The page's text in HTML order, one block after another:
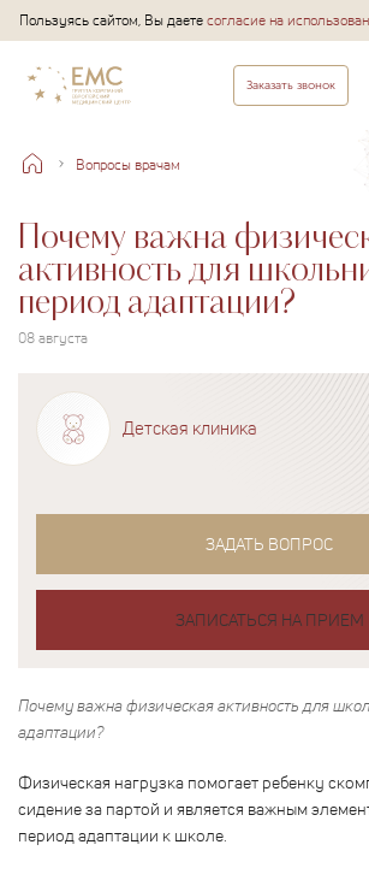
Пользуясь сайтом, Вы даетесогласие на
Заказать звонок
Вопросы врачам
Почему важна
активность для
период адаптации?
08 августа
Детская клиника
ЗАДАТЬ ВОПРОС
ЗАПИСАТЬСЯ НА ПРИЕМ
Почему важна физическая активность для
адаптации?
Физическая нагрузка помогает ребенку
сидение за партой и является важным
период адаптации к школе.